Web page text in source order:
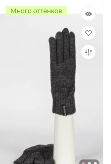
Много оттенков